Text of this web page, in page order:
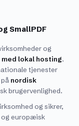
SmallPDF
og
lokal hosting.
tjenester
nordisk
brugervenlighed.
og sikrer,
og europæisk